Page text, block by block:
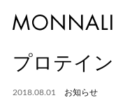
プロテイン
2018.08.01 お知らせ